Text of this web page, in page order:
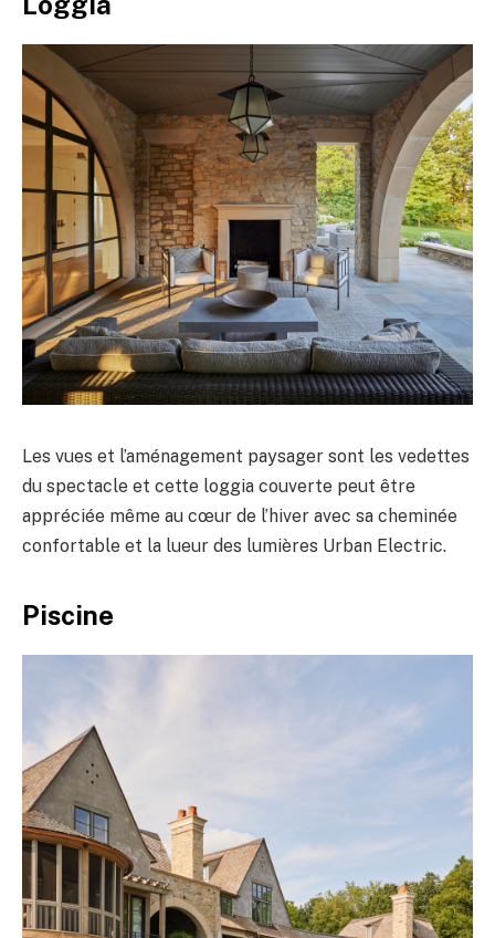
Les vues et l’aménagement paysager sont les vedettes
du spectacle et cette loggia couverte peut être
appréciée même au cœur de l’hiver avec sa cheminée
confortable et la lueur des lumières Urban Electric.
Piscine